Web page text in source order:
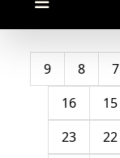
7
8
9
15
16
22
23